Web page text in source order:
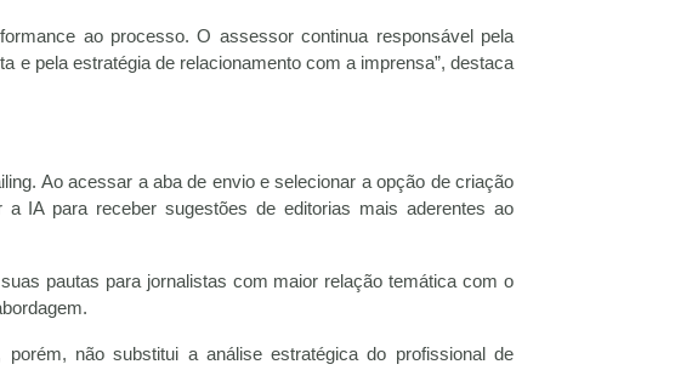
ao processo. O assessor continua responsável pela
e pela estratégia de relacionamento com a imprensa”, destaca
Ao acessar a aba de envio e selecionar a opção de criação
IA para receber sugestões de editorias mais aderentes ao
pautas para jornalistas com maior relação temática com o
não substitui a análise estratégica do profissional de